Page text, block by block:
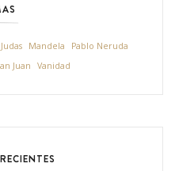
Judas Mandela
Pablo Neruda
Juan Vanidad